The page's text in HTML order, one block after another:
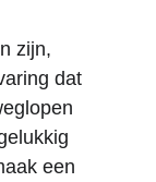
zijn,
dat
een